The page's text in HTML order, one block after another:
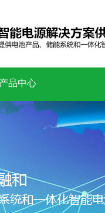
产品中心